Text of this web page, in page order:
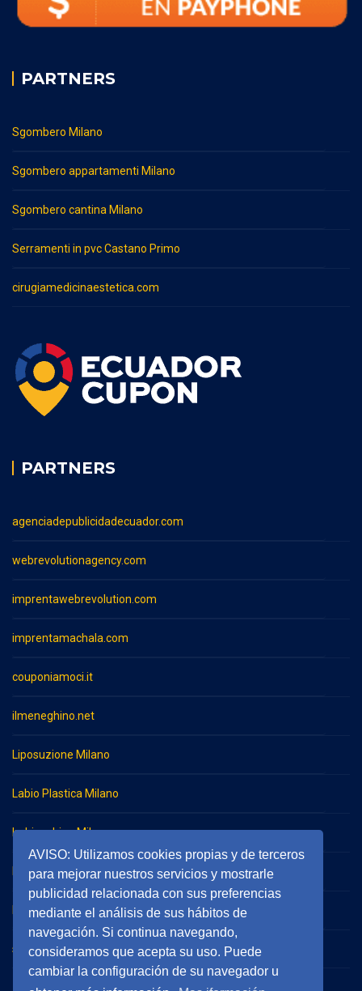
AVISO: Utilizamos cookies propias y de terceros
para mejorar nuestros servicios y mostrarle
publicidad relacionada con sus preferencias
mediante el análisis de sus hábitos de
navegación. Si continua navegando,
consideramos que acepta su uso. Puede
cambiar la configuración de su navegador u
PARTNERS
Sgombero Milano
Sgombero appartamenti Milano
Sgombero cantina Milano
Serramenti in pvc Castano Primo
cirugiamedicinaestetica.com
PARTNERS
agenciadepublicidadecuador.com
webrevolutionagency.com
imprentawebrevolution.com
imprentamachala.com
couponiamoci.it
ilmeneghino.net
Liposuzione Milano
Labio Plastica Milano
Imbianchino Milano
Impresa di pulizie Milano
Impresa di pulizie Monza
serramentieinfissimilano.it